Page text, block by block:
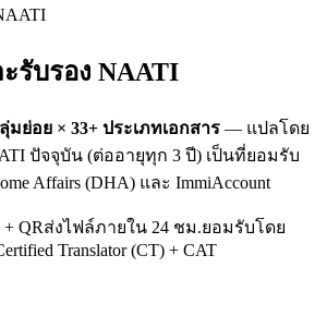
รับรอง NAATI
มย่อย × 33+ ประเภทเอกสาร — แปลโดย
ปัจจุบัน (ต่ออายุทุก 3 ปี) เป็นที่ยอมรับ
Affairs (DHA) และ ImmiAccount
QRส่งไฟล์ภายใน 24 ชม.ยอมรับโดย
Translator (CT) + CAT